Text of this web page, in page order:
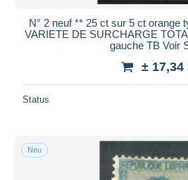
N° 2 neuf ** 25 ct sur 5 ct orange
VARIETE DE SURCHARGE
gauche TB Voir
± 17,34
Status
Neu